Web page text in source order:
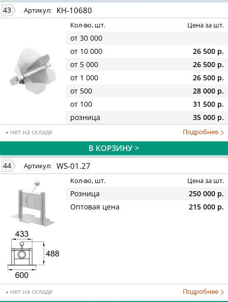
43 Артикул: КН-10680
Кол-во, шт. Цена за шт.
от 30 000
от 10 000
26 500 р.
от 5 000
26 500 р.
от 1 000
26 500 р.
от 500
28 000 р.
от 100
31 500 р.
розница
35 000 р.
нет на складе Подробнее
В КОРЗИНУ >
44 Артикул: WS-01.27
Кол-во, шт. Цена за шт.
Розница
250 000 р.
Оптовая цена
215 000 р.
нет на складе Подробнее